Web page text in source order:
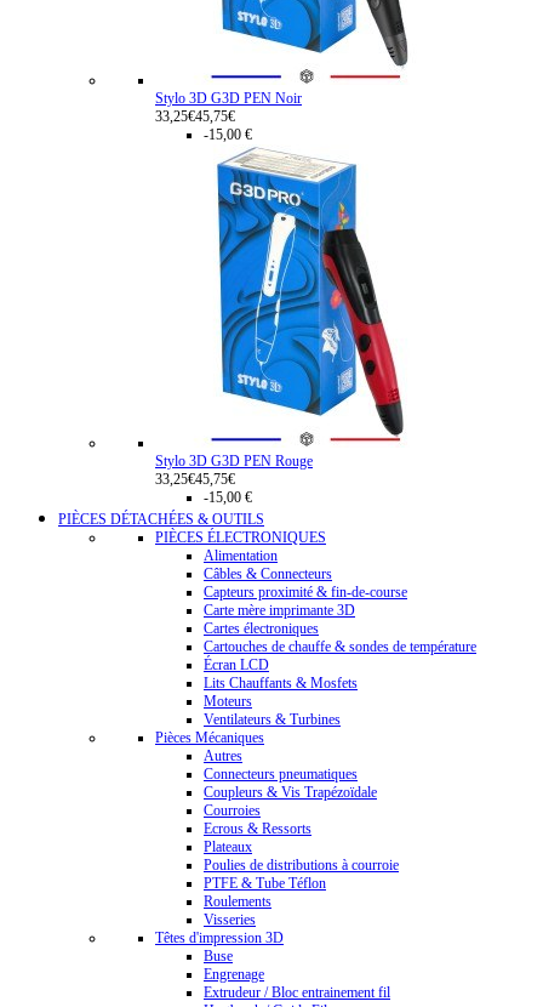
Stylo 3D G3D PEN Noir
33,25€45,75€
-15,00 €
Stylo 3D G3D PEN Rouge
33,25€45,75€
-15,00 €
PIÈCES DÉTACHÉES & OUTILS
PIÈCES ÉLECTRONIQUES
Alimentation
Câbles & Connecteurs
Capteurs proximité & fin-de-course
Carte mère imprimante 3D
Cartes électroniques
Cartouches de chauffe & sondes de température
Écran LCD
Lits Chauffants & Mosfets
Moteurs
Ventilateurs & Turbines
Pièces Mécaniques
Autres
Connecteurs pneumatiques
Coupleurs & Vis Trapézoïdale
Courroies
Ecrous & Ressorts
Plateaux
Poulies de distributions à courroie
PTFE & Tube Téflon
Roulements
Visseries
Têtes d'impression 3D
Buse
Engrenage
Extrudeur / Bloc entrainement fil